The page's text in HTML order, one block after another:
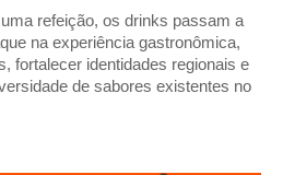
refeição, os drinks passam a
na experiência gastronômica,
fortalecer identidades regionais e
de sabores existentes no